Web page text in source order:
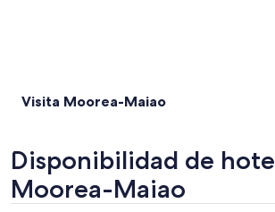
Visita Moorea-Maiao
Disponibilidad de
Moorea-Maiao